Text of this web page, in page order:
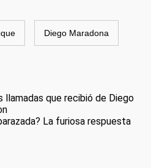
Diego Maradona
llamadas que recibió de Diego
La furiosa respuesta